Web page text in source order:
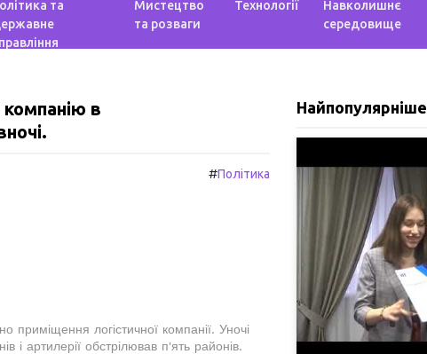
та
Мистецтво
та розваги
Технології
Навколишнє
середовище
компанію в
#Політика
логістичної компанії. Уночі
і артилерії обстрілював п'ять районів.
Найпопулярніше